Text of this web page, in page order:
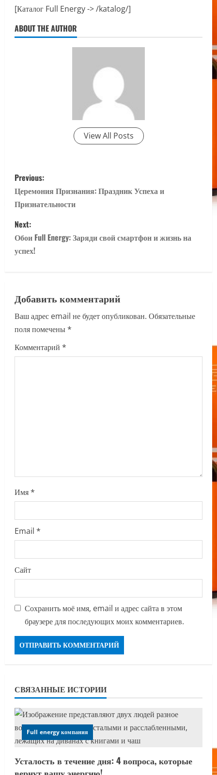
[Каталог Full Energy -> /katalog/]
ABOUT THE AUTHOR
View All Posts
P
o
s
t
n
v
i
g
a
Previous:
Церемония Признания: Праздник Успеха и
Признательности
Next:
Обои Full Energy: Заряди свой смартфон и жизнь на
успех!
Добавить комментарий
Ваш адрес email не будет опубликован. Обязательные
поля помечены*
Комментарий *
Имя*
Email *
Сайт
Сохранить моё имя, email и адрес сайта в этом
браузере для последующих моих комментариев.
СВЯЗАННЫЕ ИСТОРИИ
Full energy компания
Усталость в течение дня: 4 вопроса, которые
вернут вашу энергию!